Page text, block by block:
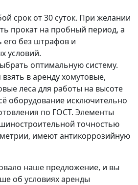
срок от 30 суток. При желании
прокат на пробный период, а
его без штрафов и
условий.
оптимальную систему.
в аренду хомутовые,
леса для работы на высоте
оборудование исключительно
по ГОСТ. Элементы
точностью
имеют антикоррозийную
наше предложение, и вы
об условиях аренды